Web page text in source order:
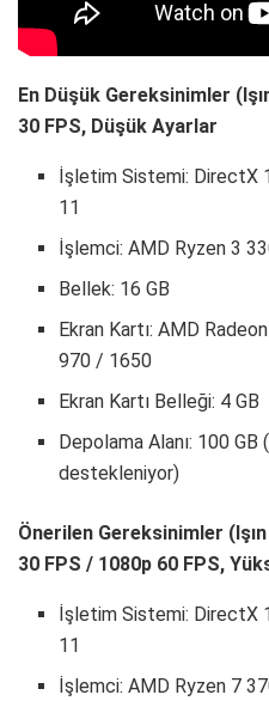
En Düşük Gereksinimler
30 FPS, Düşük Ayarlar
İşletim Sistemi: DirectX
11
İşlemci: AMD Ryzen 3
Bellek: 16 GB
Ekran Kartı: AMD
970 / 1650
Ekran Kartı Belleği: 4 GB
Depolama Alanı: 100 GB
destekleniyor)
Önerilen Gereksinimler
30 FPS / 1080p 60 FPS,
İşletim Sistemi: DirectX
11
İşlemci: AMD Ryzen 7